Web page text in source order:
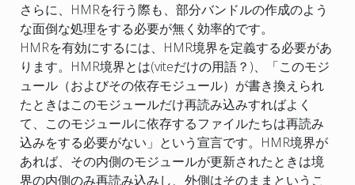
さらに、HMRを行う際も、部分バンドルの作成のよう
な面倒な処理をする必要が無く効率的です。
HMRを有効にするには、HMR境界を定義する必要があ
ります。HMR境界とは(viteだけの用語？)、「このモジ
ュール（およびその依存モジュール）が書き換えられ
たときはこのモジュールだけ再読み込みすればよく
て、このモジュールに依存するファイルたちは再読み
込みをする必要がない」という宣言です。HMR境界が
あれば、その内側のモジュールが更新されたときは境
界の内側のみ再読み込みし、外側はそのままというこ